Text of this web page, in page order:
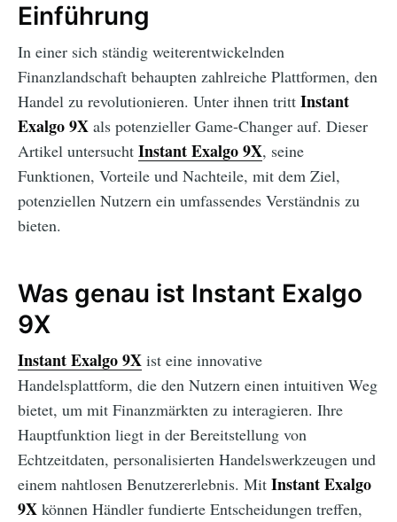
Einführung
In einer sich ständig weiterentwickelnden
Finanzlandschaft behaupten zahlreiche Plattformen, den
Handel zu revolutionieren. Unter ihnen tritt Instant
Exalgo 9X als potenzieller Game-Changer auf. Dieser
Artikel untersucht Instant Exalgo 9X, seine
Funktionen, Vorteile und Nachteile, mit dem Ziel,
potenziellen Nutzern ein umfassendes Verständnis zu
bieten.
Was genau ist Instant Exalgo
9X
Instant Exalgo 9X ist eine innovative
Handelsplattform, die den Nutzern einen intuitiven Weg
bietet, um mit Finanzmärkten zu interagieren. Ihre
Hauptfunktion liegt in der Bereitstellung von
Echtzeitdaten, personalisierten Handelswerkzeugen und
einem nahtlosen Benutzererlebnis. Mit Instant Exalgo
9X können Händler fundierte Entscheidungen treffen,